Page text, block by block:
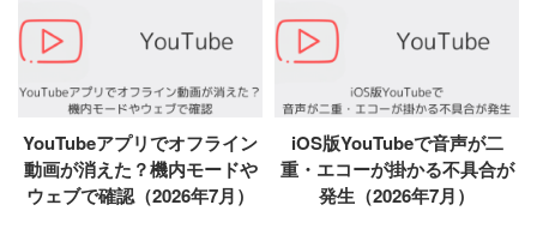
YouTubeアプリでオフライン
動画が消えた？機内モードや
ウェブで確認（2026年7月）
iOS版YouTubeで音声が二
重・エコーが掛かる不具合が
発生（2026年7月）